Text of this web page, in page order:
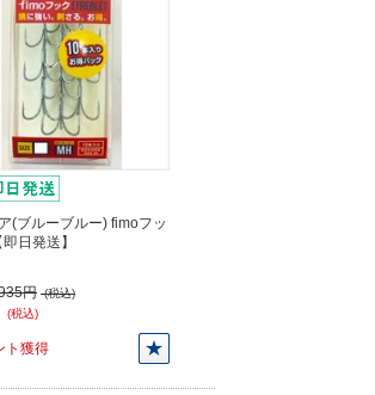
(ブルーブルー) fimoフッ
日発送】
円 (税込)
(税込)
ト獲得